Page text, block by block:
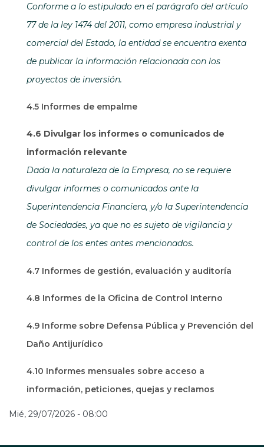
Conforme a lo estipulado en el parágrafo del artículo
77 de la ley 1474 del 2011, como empresa industrial y
comercial del Estado, la entidad se encuentra exenta
de publicar la información relacionada con los
proyectos de inversión.
4.5 Informes de empalme
4.6 Divulgar los informes o comunicados de
información relevante
Dada la naturaleza de la Empresa, no se requiere
divulgar informes o comunicados ante la
Superintendencia Financiera, y/o la Superintendencia
de Sociedades, ya que no es sujeto de vigilancia y
control de los entes antes mencionados.
4.7 Informes de gestión, evaluación y auditoría
4.8 Informes de la Oficina de Control Interno
4.9 Informe sobre Defensa Pública y Prevención del
Daño Antijurídico
4.10 Informes mensuales sobre acceso a
información, peticiones, quejas y reclamos
Mié, 29/07/2026 - 08:00